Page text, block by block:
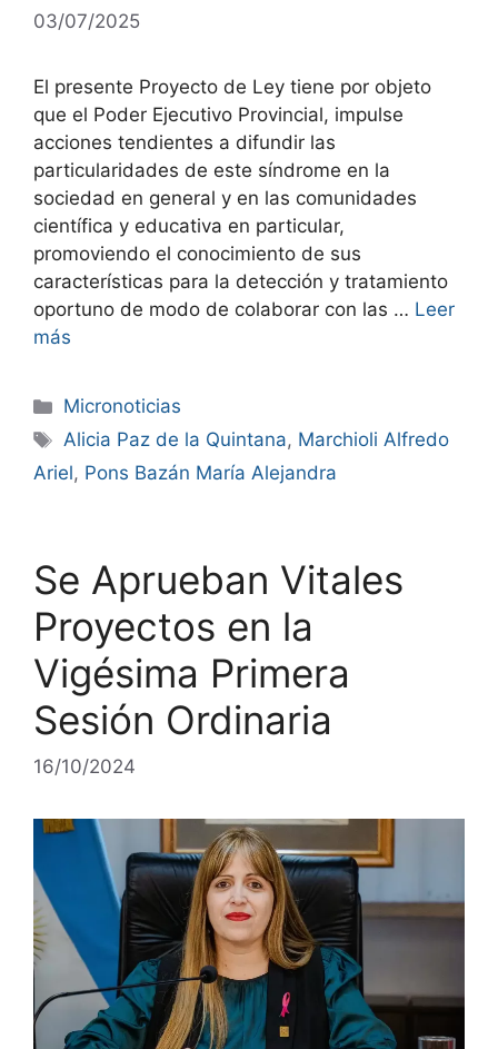
03/07/2025
El presente Proyecto de Ley tiene por objeto
que el Poder Ejecutivo Provincial, impulse
acciones tendientes a difundir las
particularidades de este síndrome en la
sociedad en general y en las comunidades
científica y educativa en particular,
promoviendo el conocimiento de sus
características para la detección y tratamiento
oportuno de modo de colaborar con las … Leer
más
Micronoticias
Alicia Paz de la Quintana, Marchioli Alfredo
Ariel, Pons Bazán María Alejandra
Se Aprueban Vitales
Proyectos en la
Vigésima Primera
Sesión Ordinaria
16/10/2024